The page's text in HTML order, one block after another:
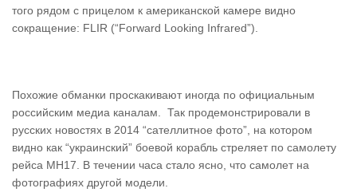
того рядом с прицелом к американской камере видно
сокращение: FLIR (“Forward Looking Infrared”).
Похожие обманки проскакивают иногда по официальным
российским медиа каналам. Так продемонстрировали в
русских новостях в 2014 “сателлитное фото”, на котором
видно как “украинский” боевой корабль стреляет по самолету
рейса MH17. В течении часа стало ясно, что самолет на
фотографиях другой модели.